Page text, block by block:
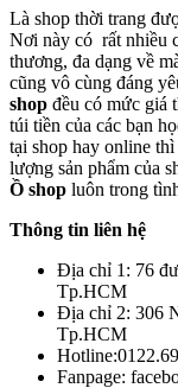
Là shop thời trang
Nơi này có rất nhiều
thương, đa dạng về
cũng vô cùng đáng
shop đều có mức giá
túi tiền của các bạn
tại shop hay online
lượng sản phẩm của
Ồ shop luôn trong
Thông tin liên hệ
Địa chỉ 1: 76
Tp.HCM
Địa chỉ 2: 306
Tp.HCM
Fanpage: